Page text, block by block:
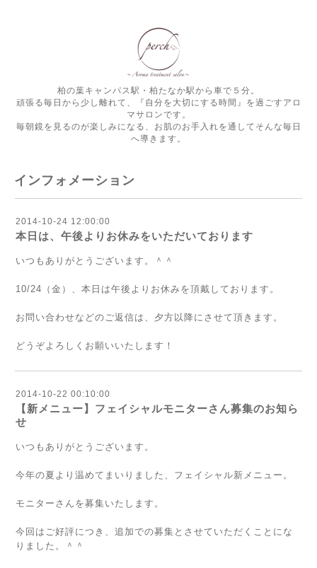
柏の葉キャンパス駅・柏たなか駅から車で５分。
頑張る毎日から少し離れて、『自分を大切にする時間』を過ごすアロ
マサロンです。
毎朝鏡を見るのが楽しみになる、お肌のお手入れを通してそんな毎日
へ導きます。
インフォメーション
2014-10-24 12:00:00
本日は、午後よりお休みをいただいております
いつもありがとうございます。＾＾
10/24（金）、本日は午後よりお休みを頂戴しております。
お問い合わせなどのご返信は、夕方以降にさせて頂きます。
どうぞよろしくお願いいたします！
2014-10-22 00:10:00
【新メニュー】フェイシャルモニターさん募集のお知ら
せ
いつもありがとうございます。
今年の夏より温めてまいりました、フェイシャル新メニュー。
モニターさんを募集いたします。
今回はご好評につき、追加での募集とさせていただくことにな
りました。＾＾